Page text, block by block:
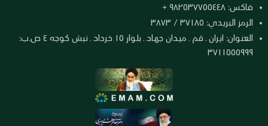
فاكس: ٩٨٢٥٣٧٧٥٥٤٤٨ +
الرمز البريدي: ٣٧١٨٥ / ٣٨٧٣
العنوان: ايران ـ قم ـ ميدان جهاد ـ بلوار ١٥ خرداد ـ نبش كوجه ٤ ص.ب:
٣٧١١٥٥٥٩٩٩